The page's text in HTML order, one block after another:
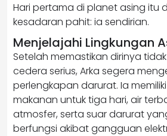
Hari pertama di planet asing itu
kesadaran pahit: ia sendirian.
Menjelajahi Lingkungan
Setelah memastikan dirinya
cedera serius, Arka segera
perlengkapan darurat. Ia
makanan untuk tiga hari, air
atmosfer, serta suar darurat
berfungsi akibat gangguan